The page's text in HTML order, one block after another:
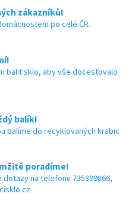
zákazníků!
po celé ČR.
balit sklo, aby vše docestovalo
balík!
balíme do recyklovaných krabic
poradíme!
dotazy na telefonu 735899866,